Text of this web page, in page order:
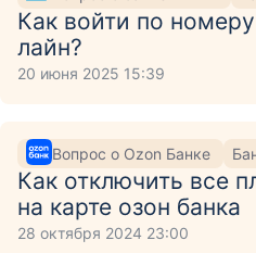
Как войти по
лайн?
20 июня 2025 15:39
Вопрос о Ozon Банке
Как отключить все
на карте озон банка
28 октября 2024 23:00